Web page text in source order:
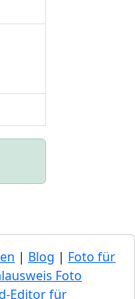
| Blog | Foto für
Foto
Editor für